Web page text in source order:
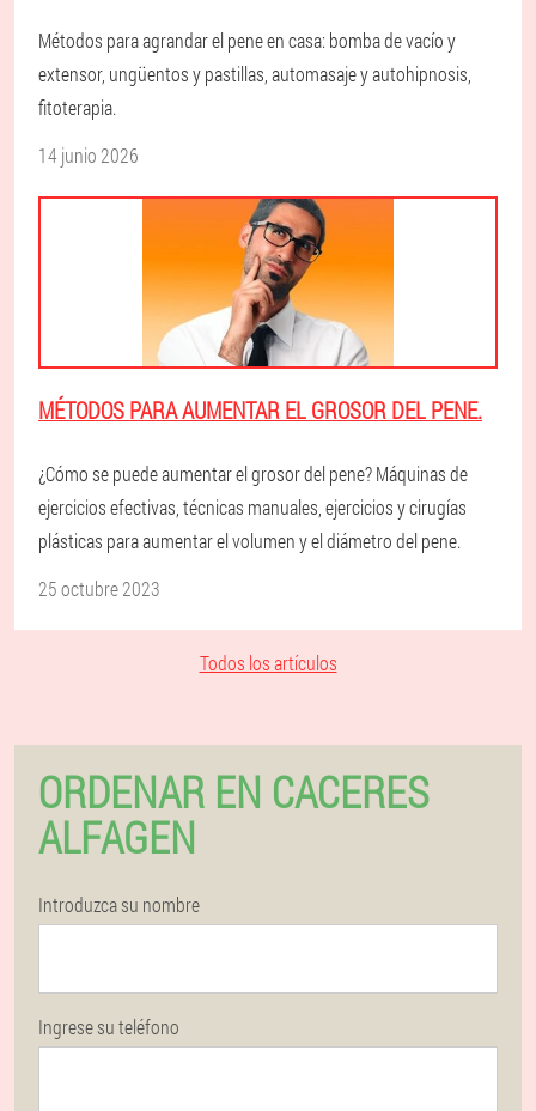
Métodos para agrandar el pene en casa: bomba de vacío y
extensor, ungüentos y pastillas, automasaje y autohipnosis,
fitoterapia.
14 junio 2026
MÉTODOS PARA AUMENTAR EL GROSOR DEL PENE.
¿Cómo se puede aumentar el grosor del pene? Máquinas de
ejercicios efectivas, técnicas manuales, ejercicios y cirugías
plásticas para aumentar el volumen y el diámetro del pene.
25 octubre 2023
Todos los artículos
ORDENAR EN CACERES
ALFAGEN
Introduzca su nombre
Ingrese su teléfono